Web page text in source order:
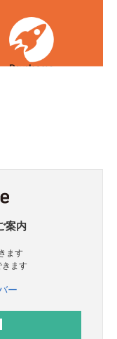
案内
ます
きます
ー